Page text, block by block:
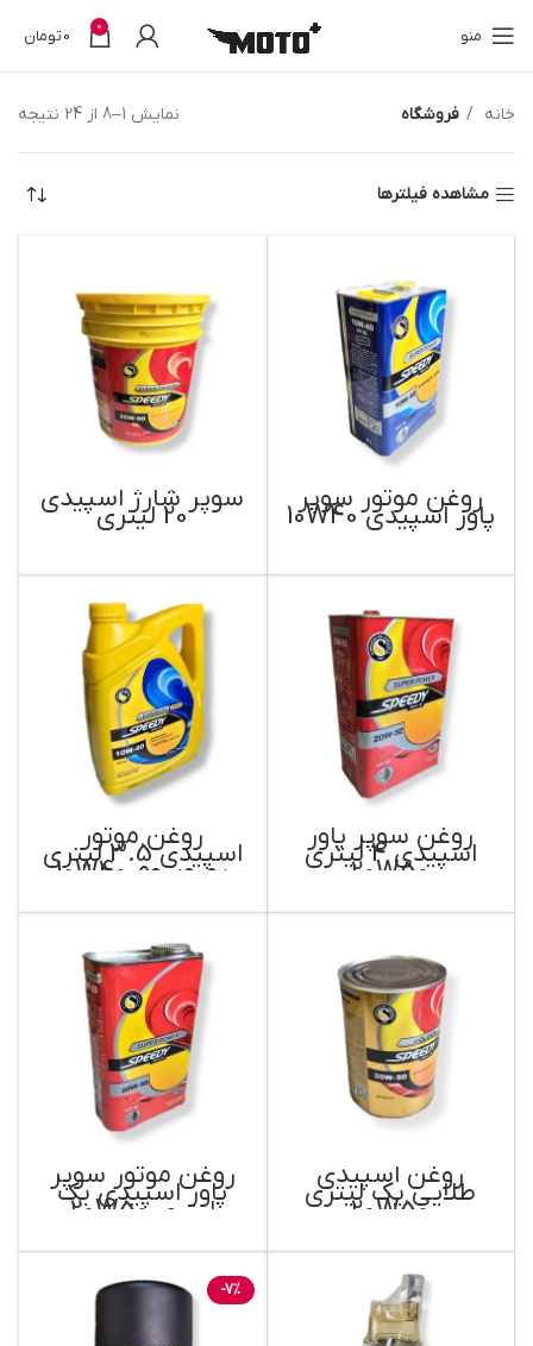
منو 0
0تومان
خانه فروشگاه نمایش 1–8 از 24 نتیجه
مشاهده فیلترها
روغن موتور سوپر
پاور اسپیدی 10W40
سوپر شارژ اسپیدی
20 لیتری
روغن سوپر پاور
اسپیدی 4 لیتری
20W50
روغن موتور
اسپیدی 3.5 لیتری
یوروپیوم 10W40
روغن اسپیدی
طلایی یک لیتری
20W50
روغن موتور سوپر
پاور اسپیدی یک
لیتری 20W50
-7%